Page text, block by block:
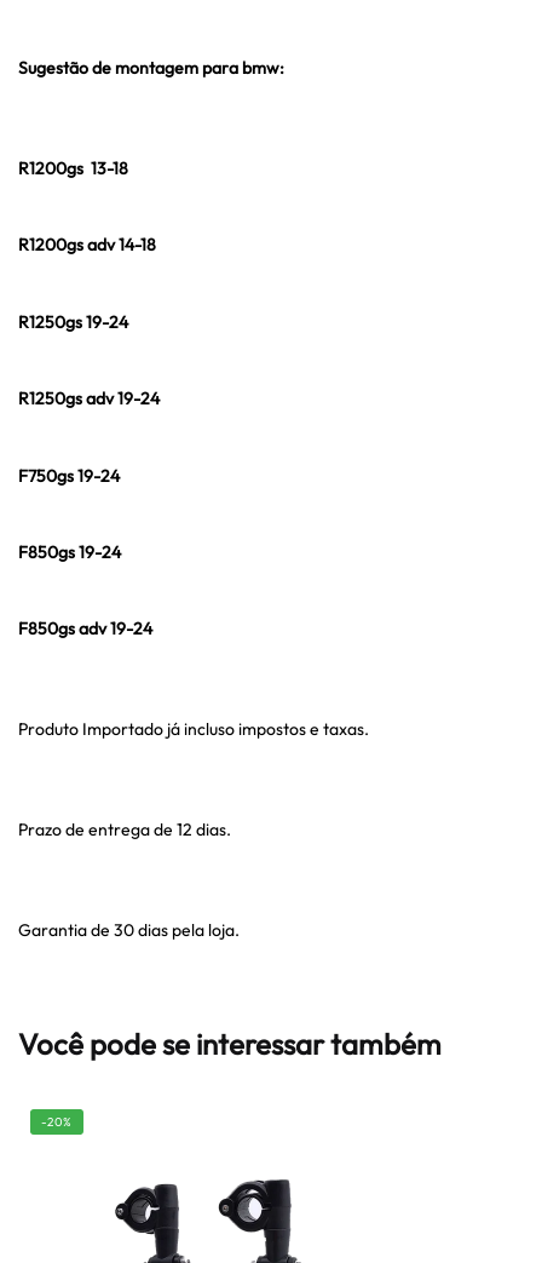
Sugestão de montagem para bmw:
R1200gs 13-18
R1200gs adv 14-18
R1250gs 19-24
R1250gs adv 19-24
F750gs 19-24
F850gs 19-24
F850gs adv 19-24
Produto Importado já incluso impostos e taxas.
Prazo de entrega de 12 dias.
Garantia de 30 dias pela loja.
Você pode se interessar também
-20%